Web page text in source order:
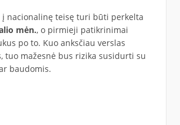
į nacionalinę teisę turi būti perkelta
mėn., o pirmieji patikrinimai
po to. Kuo anksčiau verslas
tuo mažesnė bus rizika susidurti su
baudomis.